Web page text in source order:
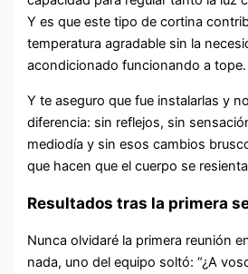
Y es que este tipo de cortina
temperatura agradable sin la
acondicionado funcionando a tope.
Y te aseguro que fue instalarlas y
diferencia: sin reflejos, sin
mediodía y sin esos cambios
que hacen que el cuerpo se
Resultados tras la primera
Nunca olvidaré la primera reunión
nada, uno del equipo soltó: “¿A